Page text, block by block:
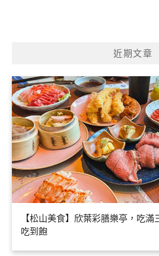
近期文章
【松山美食】欣葉彩膳樂亭，吃
吃到飽